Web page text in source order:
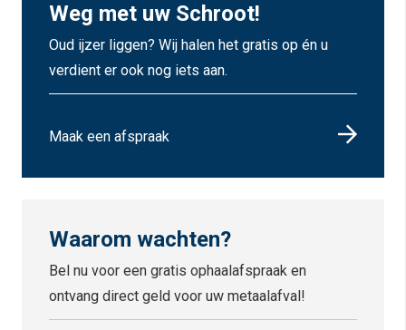
Weg met uw Schroot!
Oud ijzer liggen? Wij halen het gratis op én u
verdient er ook nog iets aan.
Maak een afspraak
Waarom wachten?
Bel nu voor een gratis ophaalafspraak en
ontvang direct geld voor uw metaalafval!